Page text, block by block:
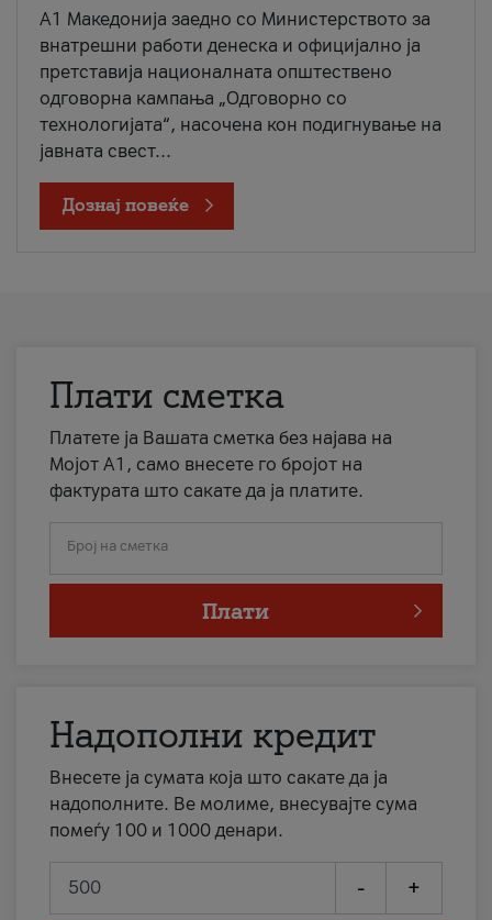
A1 Македонија заедно со Министерството за
внатрешни работи денеска и официјално ја
претставија националната општествено
одговорна кампања „Одговорно со
технологијата“, насочена кон подигнување на
јавната свест...
Дознај повеќе
Плати сметка
Платете ја Вашата сметка без најава на
Мојот А1, само внесете го бројот на
фактурата што сакате да ја платите.
Број на сметка
Плати
Надополни кредит
Внесете ја сумата која што сакате да ја
надополните. Ве молиме, внесувајте сума
помеѓу 100 и 1000 денари.
- +